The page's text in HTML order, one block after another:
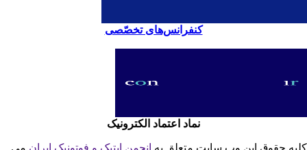
کنفرانس‌های تخصّصی
نماد اعتماد الکترونیک
حقوق این وب سایت متعلق بهانجمن اپتیک و فوتونیک ایران می